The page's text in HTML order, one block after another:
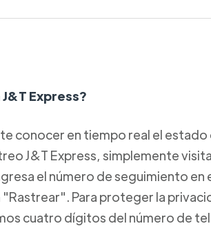
Express?
conocer en tiempo real el estado
J&T Express, simplemente
el número de seguimiento en
Para proteger la
cuatro dígitos del número de